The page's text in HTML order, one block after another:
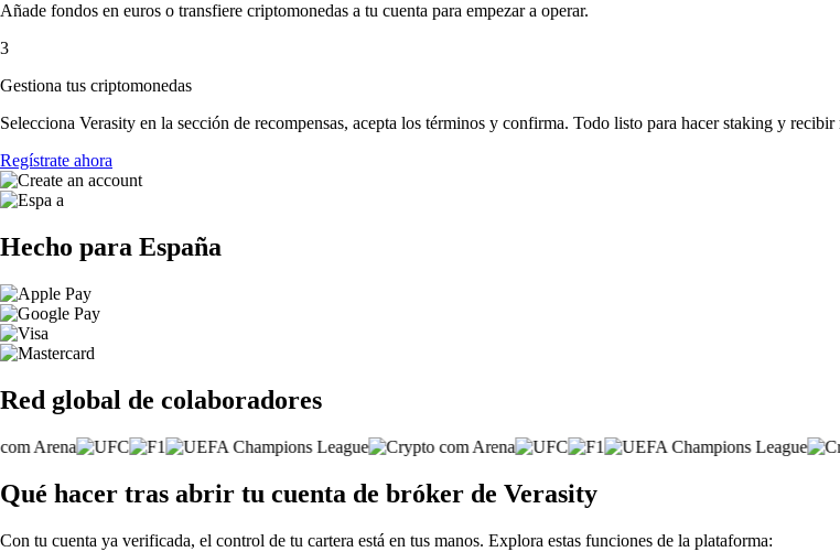
Añade fondos en euros o transfiere criptomonedas a tu cuenta para empezar a operar.
3
Gestiona tus criptomonedas
Selecciona Verasity en la sección de recompensas, acepta los términos y confirma. Todo listo para hacer staking y recibir
Regístrate ahora
Hecho para España
Red global de colaboradores
Qué hacer tras abrir tu cuenta de bróker de Verasity
Con tu cuenta ya verificada, el control de tu cartera está en tus manos. Explora estas funciones de la plataforma: